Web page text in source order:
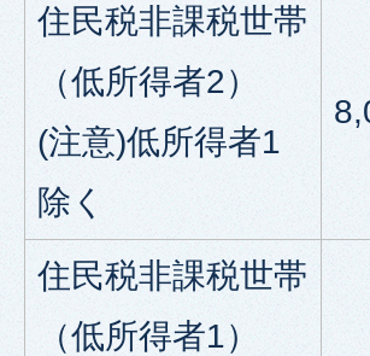
住民税非課税世帯
（低所得者2）
(注意)低所得者1
除く
住民税非課税世帯
（低所得者1）